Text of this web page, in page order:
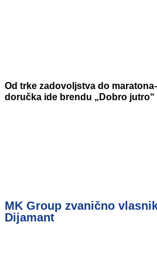
Od trke zadovoljstva do
doručka ide brendu „Dobro jutro“
MK Group zvanično
Dijamant